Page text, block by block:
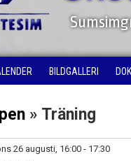
BILDGALLERI
» Träning
26 augusti, 16:00 - 17:30